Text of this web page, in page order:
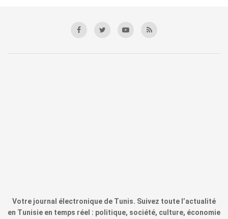
Votre journal électronique de Tunis. Suivez toute l’actualité
en Tunisie en temps réel : politique, société, culture, économie